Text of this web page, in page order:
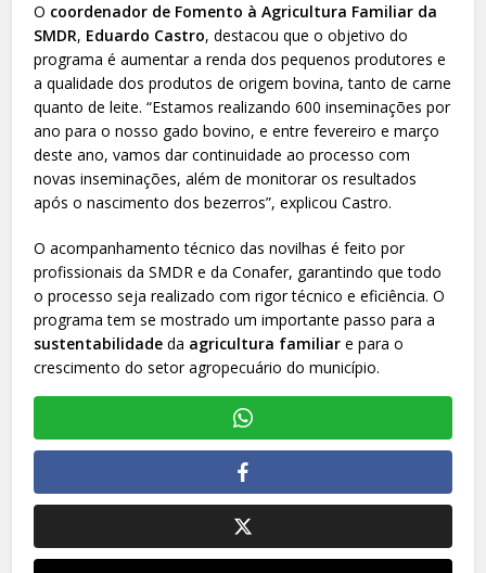
O coordenador de Fomento à Agricultura Familiar da
SMDR, Eduardo Castro, destacou que o objetivo do
programa é aumentar a renda dos pequenos produtores e
a qualidade dos produtos de origem bovina, tanto de carne
quanto de leite. “Estamos realizando 600 inseminações por
ano para o nosso gado bovino, e entre fevereiro e março
deste ano, vamos dar continuidade ao processo com
novas inseminações, além de monitorar os resultados
após o nascimento dos bezerros”, explicou Castro.
O acompanhamento técnico das novilhas é feito por
profissionais da SMDR e da Conafer, garantindo que todo
o processo seja realizado com rigor técnico e eficiência. O
programa tem se mostrado um importante passo para a
sustentabilidade da agricultura familiar e para o
crescimento do setor agropecuário do município.